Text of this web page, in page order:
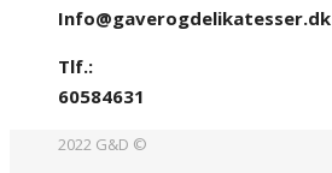
Info@gaverogdelikatesser.dk
Tlf.:
60584631
2022 G&D ©